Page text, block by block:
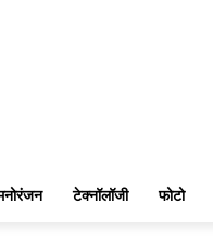
टेक्नॉलॉजी फोटो